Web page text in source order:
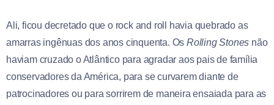
Ali, ficou decretado que o rock and roll havia quebrado as
amarras ingênuas dos anos cinquenta. Os Rolling Stones não
haviam cruzado o Atlântico para agradar aos pais de família
conservadores da América, para se curvarem diante de
patrocinadores ou para sorrirem de maneira ensaiada para as